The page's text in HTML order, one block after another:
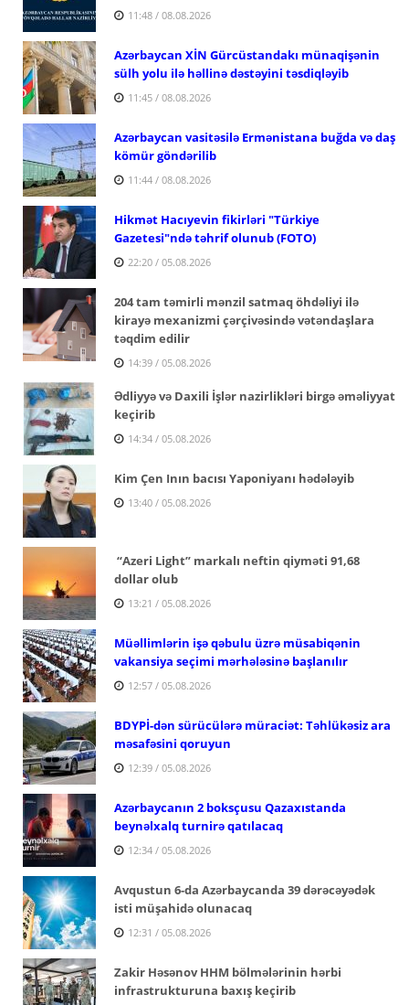
11:48 / 08.08.2026
Azərbaycan XİN Gürcüstandakı münaqişənin
sülh yolu ilə həllinə dəstəyini təsdiqləyib
11:45 / 08.08.2026
Azərbaycan vasitəsilə Ermənistana buğda və daş
kömür göndərilib
11:44 / 08.08.2026
Hikmət Hacıyevin fikirləri "Türkiye
Gazetesi"ndə təhrif olunub (FOTO)
22:20 / 05.08.2026
204 tam təmirli mənzil satmaq öhdəliyi ilə
kirayə mexanizmi çərçivəsində vətəndaşlara
təqdim edilir
14:39 / 05.08.2026
Ədliyyə və Daxili İşlər nazirlikləri birgə əməliyyat
keçirib
14:34 / 05.08.2026
Kim Çen Inın bacısı Yaponiyanı hədələyib
13:40 / 05.08.2026
“Azeri Light” markalı neftin qiyməti 91,68
dollar olub
13:21 / 05.08.2026
Müəllimlərin işə qəbulu üzrə müsabiqənin
vakansiya seçimi mərhələsinə başlanılır
12:57 / 05.08.2026
BDYPİ-dən sürücülərə müraciət: Təhlükəsiz ara
məsafəsini qoruyun
12:39 / 05.08.2026
Azərbaycanın 2 boksçusu Qazaxıstanda
beynəlxalq turnirə qatılacaq
12:34 / 05.08.2026
Avqustun 6-da Azərbaycanda 39 dərəcəyədək
isti müşahidə olunacaq
12:31 / 05.08.2026
Zakir Həsənov HHM bölmələrinin hərbi
infrastrukturuna baxış keçirib